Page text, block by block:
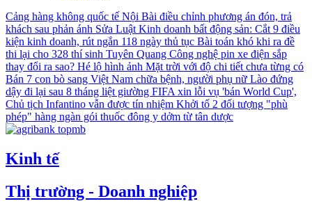
Cảng hàng không quốc tế Nội Bài điều chỉnh phương án đón, trả
khách sau phản ánh Sửa Luật Kinh doanh bất động sản: Cắt 9 điều
kiện kinh doanh, rút ngắn 118 ngày thủ tục Bài toán khó khi ra đề
thi lại cho 328 thí sinh Tuyên Quang Công nghệ pin xe điện sắp
thay đổi ra sao? Hé lộ hình ảnh Mặt trời với độ chi tiết chưa từng có
Bán 7 con bò sang Việt Nam chữa bệnh, người phụ nữ Lào đứng
dậy đi lại sau 8 tháng liệt giường FIFA xin lỗi vụ 'bán World Cup',
Chủ tịch Infantino vẫn được tín nhiệm Khởi tố 2 đối tượng "phù
phép" hàng ngàn gói thuốc đông y dởm từ tân dược
Kinh tế
Thị trường - Doanh nghiệp